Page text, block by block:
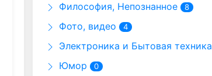
Философия, Непознанное 8
Фото, видео 4
Электроника и Бытовая техника
Юмор 0